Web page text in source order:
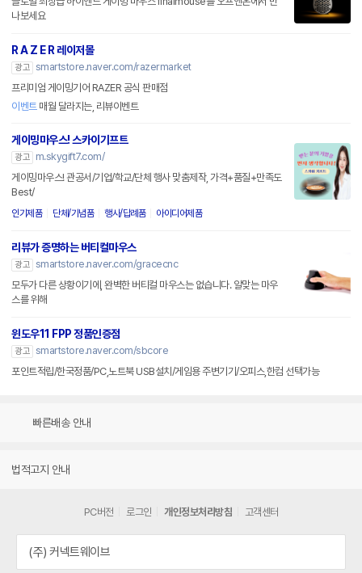
나보세요
R A Z E R 레이저몰
광고 smartstore.naver.com/razermarket
프리미엄 게이밍기어 RAZER 공식 판매점
이벤트매월 달라지는, 리뷰이벤트
게이밍마우스! 스카이기프트
광고
m.skygift7.com/
게이밍마우스! 관공서/기업/학교/단체 행사 맞춤제작, 가격+품질+만족도
Best/
인기제품 단체/기념품 행사/답례품 아이디어제품
리뷰가 증명하는 버티컬마우스
광고 smartstore.naver.com/gracecnc
모두가 다른 상황이기에, 완벽한 버티컬 마우스는 없습니다. 알맞는 마우
스를 위해
윈도우11 FPP 정품인증점
광고 smartstore.naver.com/sbcore
포인트적립/한국정품/PC,노트북 USB설치/게임용 주변기기/오피스,한컴 선택가능
빠른배송 안내
법적고지 안내
PC버전 로그인 개인정보처리방침 고객센터
(주) 커넥트웨이브